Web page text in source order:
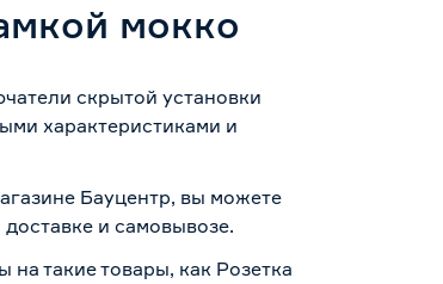
мокко
скрытой установки
характеристиками и
Бауцентр, вы можете
доставке и самовывозе.
такие товары, как Розетка